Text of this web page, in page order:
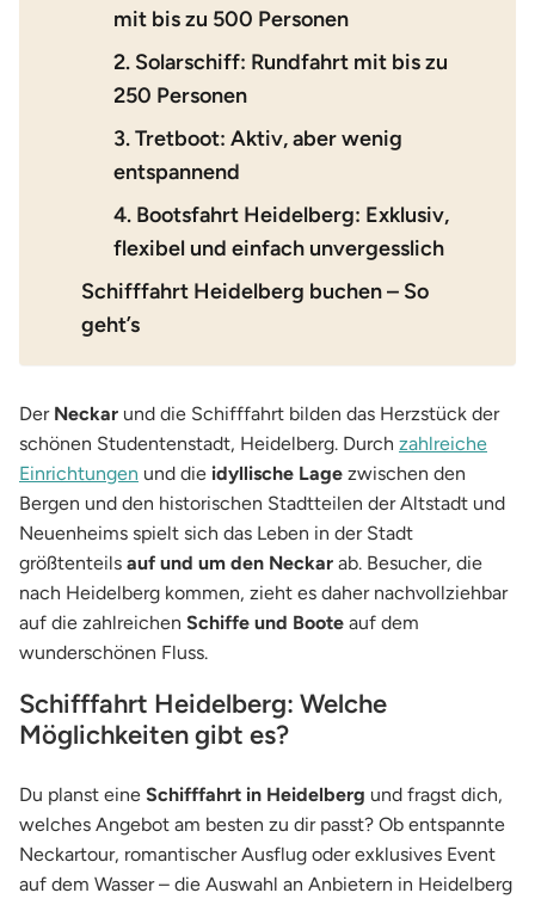
mit bis zu 500 Personen
2. Solarschiff: Rundfahrt mit bis zu
250 Personen
3. Tretboot: Aktiv, aber wenig
entspannend
4. Bootsfahrt Heidelberg: Exklusiv,
flexibel und einfach unvergesslich
Schifffahrt Heidelberg buchen – So
geht’s
Der Neckar und die Schifffahrt bilden das Herzstück der
schönen Studentenstadt, Heidelberg. Durch zahlreiche
Einrichtungen und die idyllische Lage zwischen den
Bergen und den historischen Stadtteilen der Altstadt und
Neuenheims spielt sich das Leben in der Stadt
größtenteils auf und um den Neckar ab. Besucher, die
nach Heidelberg kommen, zieht es daher nachvollziehbar
auf die zahlreichen Schiffe und Boote auf dem
wunderschönen Fluss.
Schifffahrt Heidelberg: Welche
Möglichkeiten gibt es?
Du planst eine Schifffahrt in Heidelberg und fragst dich,
welches Angebot am besten zu dir passt? Ob entspannte
Neckartour, romantischer Ausflug oder exklusives Event
auf dem Wasser – die Auswahl an Anbietern in Heidelberg